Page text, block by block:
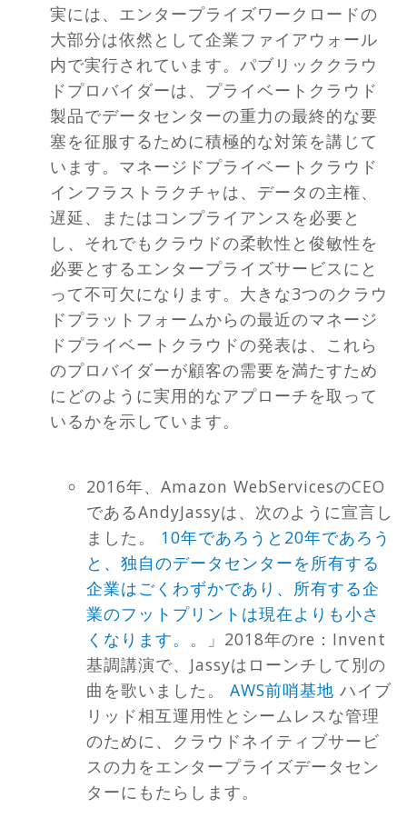
実には、エンタープライズワークロードの
大部分は依然として企業ファイアウォール
内で実行されています。パブリッククラウ
ドプロバイダーは、プライベートクラウド
製品でデータセンターの重力の最終的な要
塞を征服するために積極的な対策を講じて
います。マネージドプライベートクラウド
インフラストラクチャは、データの主権、
遅延、またはコンプライアンスを必要と
し、それでもクラウドの柔軟性と俊敏性を
必要とするエンタープライズサービスにと
って不可欠になります。大きな3つのクラウ
ドプラットフォームからの最近のマネージ
ドプライベートクラウドの発表は、これら
のプロバイダーが顧客の需要を満たすため
にどのように実用的なアプローチを取って
いるかを示しています。
2016年、Amazon WebServicesのCEO
であるAndyJassyは、次のように宣言し
ました。 10年であろうと20年であろう
と、独自のデータセンターを所有する
企業はごくわずかであり、所有する企
業のフットプリントは現在よりも小さ
くなります。 。」2018年のre：Invent
基調講演で、Jassyはローンチして別の
曲を歌いました。 AWS前哨基地 ハイブ
リッド相互運用性とシームレスな管理
のために、クラウドネイティブサービ
スの力をエンタープライズデータセン
ターにもたらします。